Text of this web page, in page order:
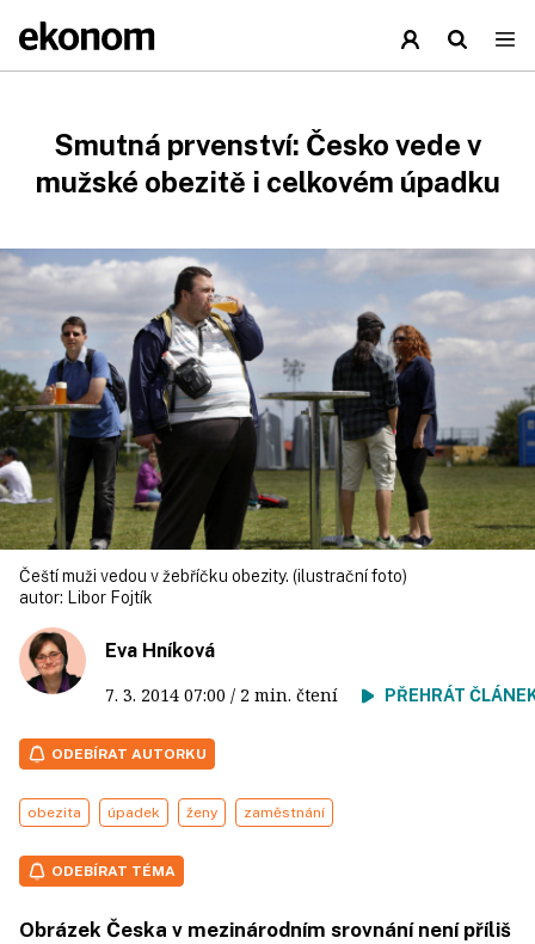
Smutná prvenství: Česko vede v
mužské obezitě i celkovém úpadku
Čeští muži vedou v žebříčku obezity. (ilustrační foto)
autor:
Libor Fojtík
Eva Hníková
7. 3. 2014 07:00 / 2 min. čtení PŘEHRÁT
ODEBÍRAT AUTORKU
obezita úpadek ženy zaměstnání
ODEBÍRAT TÉMA
Obrázek Česka v mezinárodním srovnání není příliš